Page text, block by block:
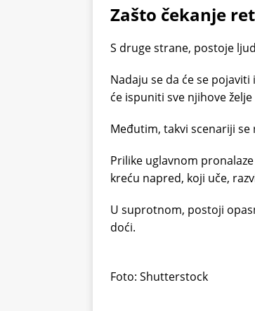
Zašto čekanje
S druge strane, postoje
Nadaju se da će se
će ispuniti sve njihove
Međutim, takvi scenariji
Prilike uglavnom
kreću napred, koji uče,
U suprotnom, postoji
doći.
Foto: Shutterstock